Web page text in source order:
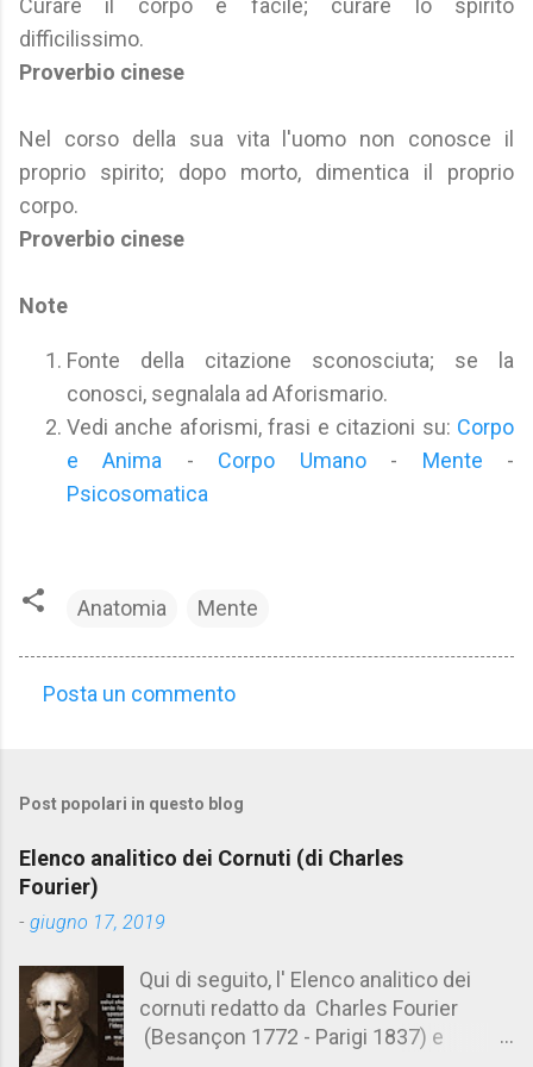
Curare il corpo è facile; curare lo spirito
difficilissimo.
Proverbio cinese
Nel corso della sua vita l'uomo non conosce il
proprio spirito; dopo morto, dimentica il proprio
corpo.
Proverbio cinese
Note
Fonte della citazione sconosciuta; se la
conosci, segnalala ad Aforismario.
Vedi anche aforismi, frasi e citazioni su: Corpo
e Anima - Corpo Umano- Mente -
Psicosomatica
Anatomia Mente
m
e
n
t
Posta un commento
Post popolari in questo blog
Elenco analitico dei Cornuti (di Charles
Fourier)
- giugno 17, 2019
Qui di seguito, l' Elenco analitico dei
cornuti redatto da Charles Fourier
(Besançon 1772 - Parigi 1837) e